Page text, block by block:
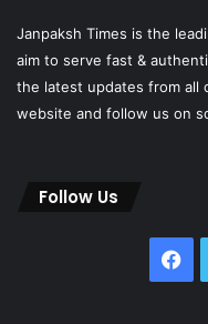
Janpaksh Times is the
aim to serve fast &
the latest updates from all
website and follow us on
Follow Us